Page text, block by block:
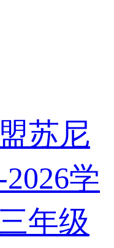
苏尼
学
年级